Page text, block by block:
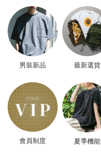
男裝新品 最新選貨
會員制度 夏季機能